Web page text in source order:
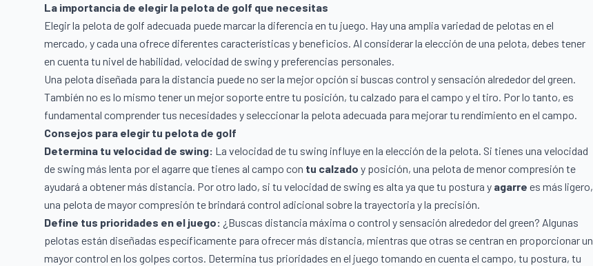
La importancia de elegir la pelota de golf que necesitas
Elegir la pelota de golf adecuada puede marcar la diferencia en tu juego. Hay una amplia variedad de pelotas en el
mercado, y cada una ofrece diferentes características y beneficios. Al considerar la elección de una pelota, debes tener
en cuenta tu nivel de habilidad, velocidad de swing y preferencias personales.
Una pelota diseñada para la distancia puede no ser la mejor opción si buscas control y sensación alrededor del green.
También no es lo mismo tener un mejor soporte entre tu posición, tu calzado para el campo y el tiro. Por lo tanto, es
fundamental comprender tus necesidades y seleccionar la pelota adecuada para mejorar tu rendimiento en el campo.
Consejos para elegir tu pelota de golf
Determina tu velocidad de swing: La velocidad de tu swing influye en la elección de la pelota. Si tienes una velocidad
de swing más lenta por el agarre que tienes al campo con tu calzado y posición, una pelota de menor compresión te
ayudará a obtener más distancia. Por otro lado, si tu velocidad de swing es alta ya que tu postura y agarre es más ligero,
una pelota de mayor compresión te brindará control adicional sobre la trayectoria y la precisión.
Define tus prioridades en el juego: ¿Buscas distancia máxima o control y sensación alrededor del green? Algunas
pelotas están diseñadas específicamente para ofrecer más distancia, mientras que otras se centran en proporcionar un
mayor control en los golpes cortos. Determina tus prioridades en el juego tomando en cuenta el campo, tu postura, tu